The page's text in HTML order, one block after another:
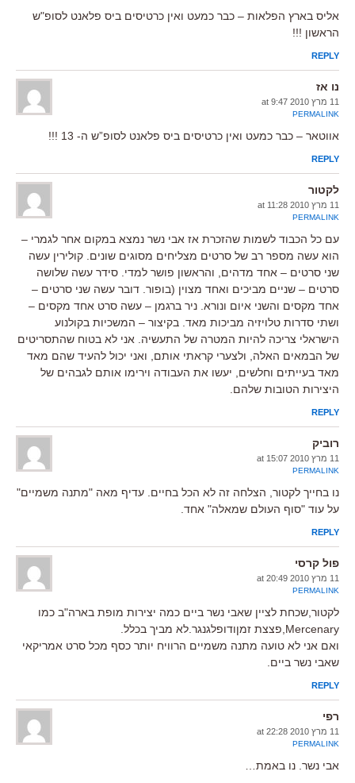
אליס בארץ הפלאות – כבר כמעט ואין כרטיסים ביס פלאנט לסופ"ש
הראשון !!!
REPLY
נו אז
11 מרץ 2010 at 9:47
PERMALINK
אווטאר – כבר כמעט ואין כרטיסים ביס פלאנט לסופ”ש ה- 13 !!!
REPLY
לקטור
11 מרץ 2010 at 11:28
PERMALINK
עם כל הכבוד לשמות שהזכרת אז אבי נשר נמצא במקום אחר לגמרי –
הוא עשה מספר רב של סרטים מצליחים מסוגים שונים. קולירין עשה
שני סרטים – אחד מדהים, והראשון פושר למדי. סידר עשה שלושה
סרטים – שניים מביכים ואחד מצוין (בופור. דובר עשה שני סרטים –
אחד מקסים והשני איום ונורא. ניר ברגמן – עשה סרט אחד מקסים –
ושתי סדרות טלויזיה מביכות מאד. בקיצור – המשכיות בקולנוע
הישראלי צריכה להיות המטרה של התעשיה. אני לא בטוח שהתסריטים
של הבמאים האלה, ולצערי קראתי אותם, ואני יכול להעיד שהם מאד
מאד בעייתים וחלשים, יעשו את העבודה וירימו אותם לגבהים של
היצירות הטובות שלהם.
REPLY
רוביק
11 מרץ 2010 at 15:07
PERMALINK
נו בחייך לקטור, הצלחה זה לא הכל בחיים. עדיף מאה "מתנה משמיים"
על עוד "סוף העולם שמאלה" אחד.
REPLY
פול קרסי
11 מרץ 2010 at 20:49
PERMALINK
לקטור,שכחת לציין שאבי נשר ביים כמה יצירות מופת בארה"ב כמו
Mercenary,פצצת זמןודופלגנגר.לא מביך בכלל.
ואם אני לא טועה מתנה משמיים הרוויח יותר כסף מכל סרט אמריקאי
שאבי נשר ביים.
REPLY
רפי
11 מרץ 2010 at 22:28
PERMALINK
אבי נשר. נו באמת…